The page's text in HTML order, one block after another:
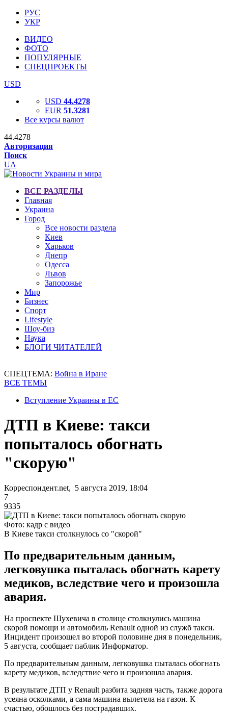
РУС
УКР
ВИДЕО
ФОТО
ПОПУЛЯРНЫЕ
СПЕЦПРОЕКТЫ
USD
USD 44.4278
EUR 51.3281
Все курсы валют
44.4278
Авторизация
Поиск
UA
ВСЕ РАЗДЕЛЫ
Главная
Украина
Город
Все новости раздела
Киев
Харьков
Днепр
Одесса
Львов
Запорожье
Мир
Бизнес
Спорт
Lifestyle
Шоу-биз
Наука
БЛОГИ ЧИТАТЕЛЕЙ
СПЕЦТЕМА: Война в Иране
ВСЕ ТЕМЫ
Вступление Украины в ЕС
ДТП в Киеве: такси
попыталось обогнать
"скорую"
Корреспондент.net, 5 августа 2019, 18:04
7
9335
Фото: кадр с видео
В Киеве такси столкнулось со "скорой"
По предварительным данным,
легковушка пыталась обогнать карету
медиков, вследствие чего и произошла
авария.
На проспекте Шухевича в столице столкнулись машина
скорой помощи и автомобиль Renault одной из служб такси.
Инцидент произошел во второй половине дня в понедельник,
5 августа, сообщает паблик Информатор.
По предварительным данным, легковушка пыталась обогнать
карету медиков, вследствие чего и произошла авария.
В результате ДТП у Renault разбита задняя часть, также дорога
усеяна осколками, а сама машина вылетела на газон. К
счастью, обошлось без пострадавших.